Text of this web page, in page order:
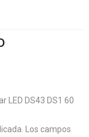
LED DS43 DS1 60
Los campos